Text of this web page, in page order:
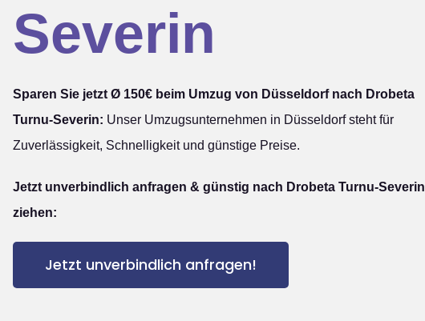
Severin
Sparen Sie jetzt Ø 150€ beim Umzug von Düsseldorf nach Drobeta
Turnu-Severin: Unser Umzugsunternehmen in Düsseldorf steht für
Zuverlässigkeit, Schnelligkeit und günstige Preise.
Jetzt unverbindlich anfragen & günstig nach Drobeta Turnu-Severin
ziehen:
Jetzt unverbindlich anfragen!